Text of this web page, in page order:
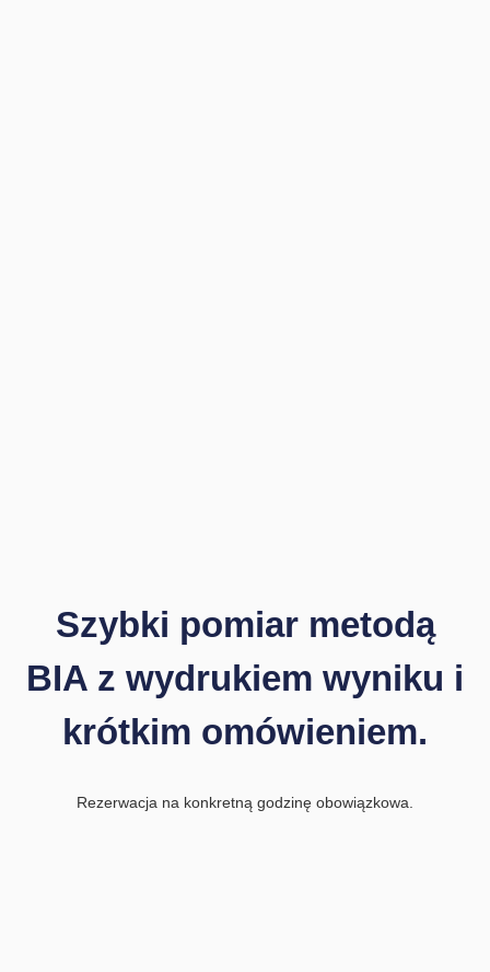
Szybki pomiar metodą
BIA z wydrukiem wyniku i
krótkim omówieniem.
Rezerwacja na konkretną godzinę obowiązkowa.